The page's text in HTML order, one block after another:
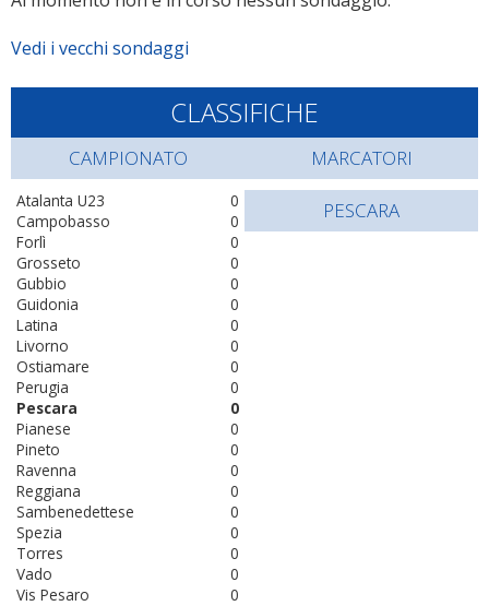
Vedi i vecchi sondaggi
CLASSIFICHE
CAMPIONATO
0
Atalanta U23
0
Campobasso
0
Forlì
0
Grosseto
0
Gubbio
0
Guidonia
0
Latina
0
Livorno
0
Ostiamare
0
Perugia
0
Pescara
0
Pianese
0
Pineto
0
Ravenna
0
Reggiana
0
Sambenedettese
0
Spezia
0
Torres
0
Vado
0
Vis Pesaro
MARCATORI
PESCARA